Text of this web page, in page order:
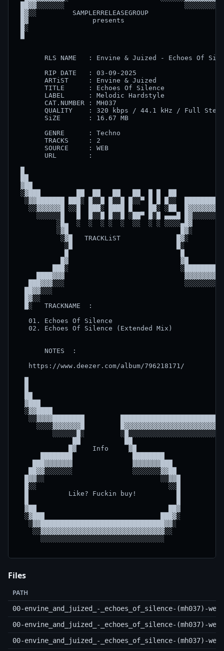
Files
PATH
00-envine_and_juized_-_echoes_of_silence-(mh037)-
00-envine_and_juized_-_echoes_of_silence-(mh037)-
00-envine_and_juized_-_echoes_of_silence-(mh037)-